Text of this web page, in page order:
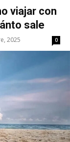
viajar con
sale
2025 0